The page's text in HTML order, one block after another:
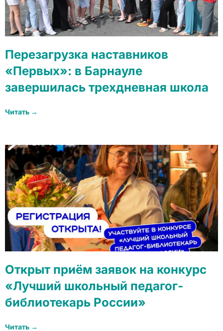
Перезагрузка наставников
«Первых»: в Барнауле
завершилась трехдневная школа
Читать →
Открыт приём заявок на конкурс
«Лучший школьный педагог-
библиотекарь России»
Читать →